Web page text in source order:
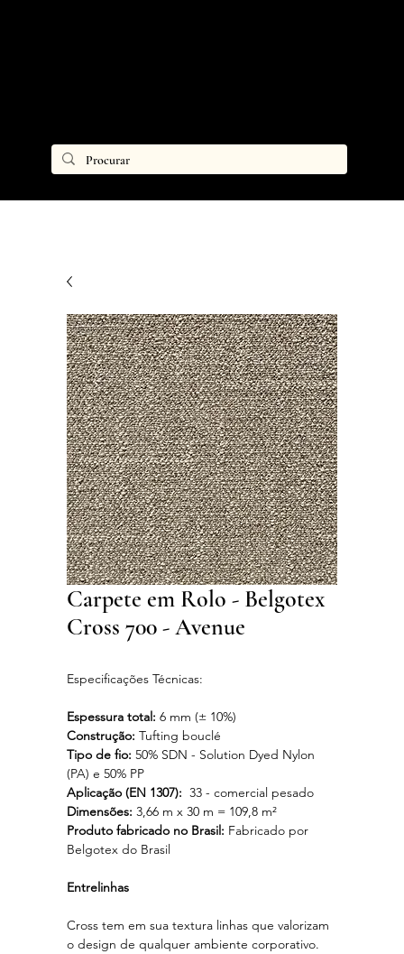
Carpete em Rolo - Belgotex
Cross 700 - Avenue
Especificações Técnicas:
Espessura total: 6 mm (± 10%)
Construção: Tufting bouclé
Tipo de fio: 50% SDN - Solution Dyed Nylon
(PA) e 50% PP
Aplicação (EN 1307): 33 - comercial pesado
Dimensões: 3,66 m x 30 m = 109,8 m²
Produto fabricado no Brasil: Fabricado por
Belgotex do Brasil
Entrelinhas
Cross tem em sua textura linhas que valorizam
o design de qualquer ambiente corporativo.